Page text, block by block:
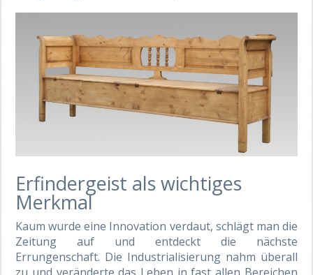
Erfindergeist als wichtiges
Merkmal
Kaum wurde eine Innovation verdaut, schlägt man die
Zeitung auf und entdeckt die nächste
Errungenschaft. Die Industrialisierung nahm überall